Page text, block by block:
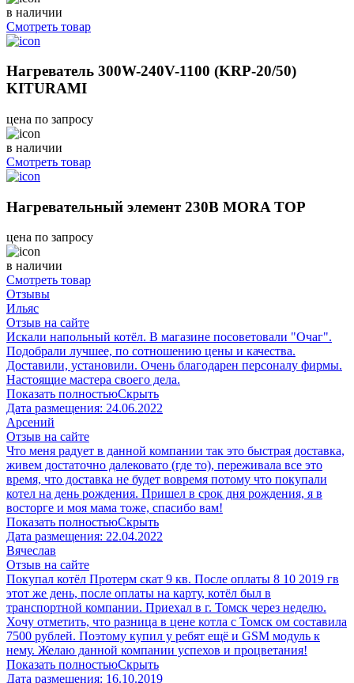
в наличии
Смотреть товар
Нагреватель 300W-240V-1100 (KRP-20/50)
KITURAMI
цена по запросу
в наличии
Смотреть товар
Нагревательный элемент 230В MORA TOP
цена по запросу
в наличии
Смотреть товар
Отзывы
Ильяс
Отзыв на сайте
Искали напольный котёл. В магазине посоветовали "Очаг".
Подобрали лучшее, по сотношению цены и качества.
Доставили, установили. Очень благодарен персоналу фирмы.
Настоящие мастера своего дела.
Показать полностьюСкрыть
Дата размещения: 24.06.2022
Арсений
Отзыв на сайте
Что меня радует в данной компании так это быстрая доставка,
живем достаточно далековато (где то), переживала все это
время, что доставка не будет вовремя потому что покупали
котел на день рождения. Пришел в срок дня рождения, я в
восторге и моя мама тоже, спасибо вам!
Показать полностьюСкрыть
Дата размещения: 22.04.2022
Вячеслав
Отзыв на сайте
Покупал котёл Протерм скат 9 кв. После оплаты 8 10 2019 гв
этот же день, после оплаты на карту, котёл был в
транспортной компании. Приехал в г. Томск через неделю.
Хочу отметить, что разница в цене котла с Томск ом составила
7500 рублей. Поэтому купил у ребят ещё и GSM модуль к
нему. Желаю данной компании успехов и процветания!
Показать полностьюСкрыть
Дата размещения: 16.10.2019